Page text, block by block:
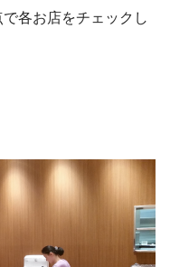
各お店をチェックし